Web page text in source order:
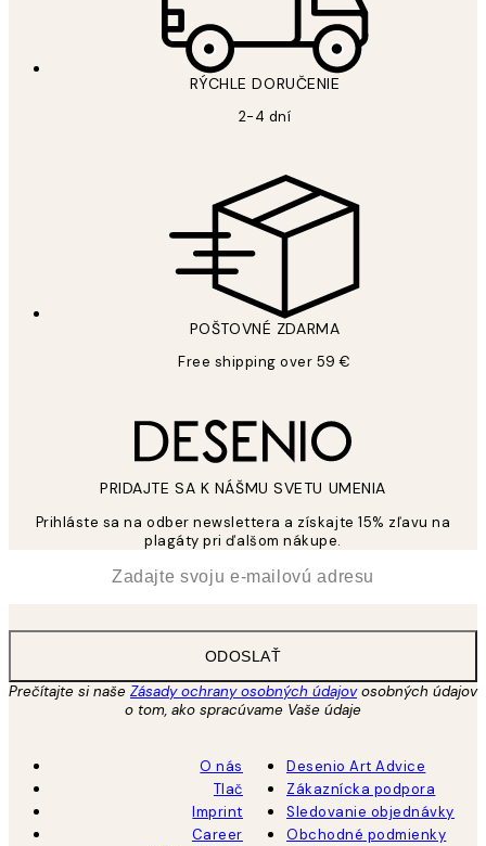
RÝCHLE DORUČENIE
2-4 dní
POŠTOVNÉ ZDARMA
Free shipping over 59 €
PRIDAJTE SA K NÁŠMU SVETU UMENIA
Prihláste sa na odber newslettera a získajte 15% zľavu na
plagáty pri ďalšom nákupe.
ODOSLAŤ
Prečítajte si naše Zásady ochrany osobných údajovosobných údajov
o tom, ako spracúvame Vaše údaje
O nás
Tlač
Imprint
Career
Desenio Art Advice
Zákaznícka podpora
Sledovanie objednávky
Obchodné podmienky